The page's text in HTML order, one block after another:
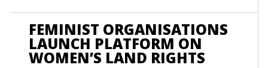
FEMINIST ORGANISATIONS
LAUNCH PLATFORM ON
WOMEN’S LAND RIGHTS